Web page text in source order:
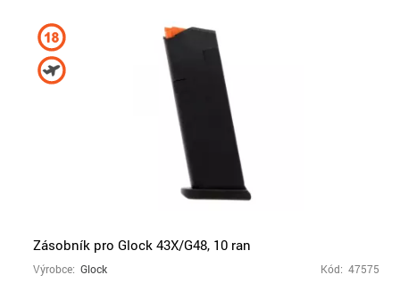
Zásobník pro Glock 43X/G48, 10 ran
Výrobce: Glock Kód: 47575